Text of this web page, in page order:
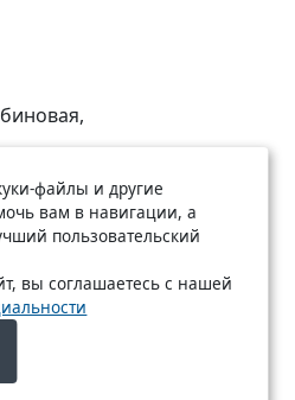
C Сб по Вс
файлы и другие
вам в навигации, а
пользовательский
вы соглашаетесь с нашей